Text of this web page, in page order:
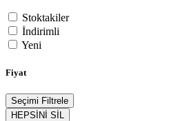
Stoktakiler
İndirimli
Yeni
Fiyat
Seçimi Filtrele
HEPSİNİ SİL